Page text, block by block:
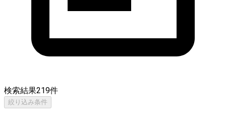
検索結果219件
絞り込み条件